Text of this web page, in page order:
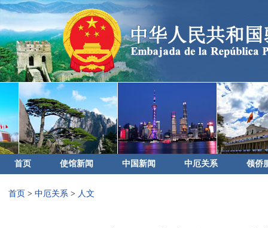
首页 使馆新闻 中国新闻 中厄关系 领侨
首页 > 中厄关系 > 人文